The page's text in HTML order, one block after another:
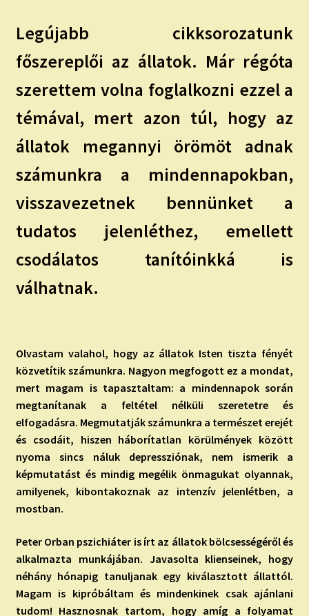
Legújabb cikksorozatunk
főszereplői az állatok. Már régóta
szerettem volna foglalkozni ezzel a
témával, mert azon túl, hogy az
állatok megannyi örömöt adnak
számunkra a mindennapokban,
visszavezetnek bennünket a
tudatos jelenléthez, emellett
csodálatos tanítóinkká is
válhatnak.
Olvastam valahol, hogy az állatok Isten tiszta fényét
közvetítik számunkra. Nagyon megfogott ez a mondat,
mert magam is tapasztaltam: a mindennapok során
megtanítanak a feltétel nélküli szeretetre és
elfogadásra. Megmutatják számunkra a természet erejét
és csodáit, hiszen háborítatlan körülmények között
nyoma sincs náluk depressziónak, nem ismerik a
képmutatást és mindig megélik önmagukat olyannak,
amilyenek, kibontakoznak az intenzív jelenlétben, a
mostban.
Peter Orban pszichiáter is írt az állatok bölcsességéről és
alkalmazta munkájában. Javasolta klienseinek, hogy
néhány hónapig tanuljanak egy kiválasztott állattól.
Magam is kipróbáltam és mindenkinek csak ajánlani
tudom! Hasznosnak tartom, hogy amíg a folyamat